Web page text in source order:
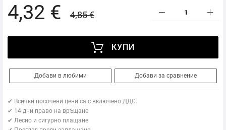
4,32 € 4,85 €
КУПИ
Добави в любими Добави за сравнение
✔ Всички посочени цени са с включено ДДС.
✔ 14 дни право на връщане
✔ Лесно и сигурно плащане